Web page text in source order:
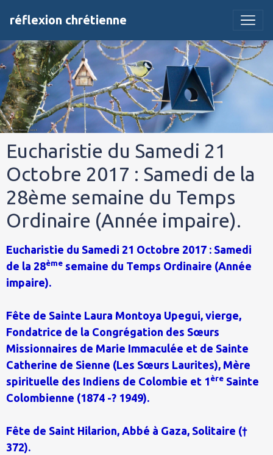
réflexion chrétienne
Eucharistie du Samedi 21
Octobre 2017 : Samedi de la
28ème semaine du Temps
Ordinaire (Année impaire).
Eucharistie du Samedi 21 Octobre 2017 : Samedi
de la 28ème semaine du Temps Ordinaire (Année
impaire).
Fête de Sainte Laura Montoya Upegui, vierge,
Fondatrice de la Congrégation des Sœurs
Missionnaires de Marie Immaculée et de Sainte
Catherine de Sienne (Les Sœurs Laurites), Mère
spirituelle des Indiens de Colombie et 1ère Sainte
Colombienne (1874 -? 1949).
Fête de Saint Hilarion, Abbé à Gaza, Solitaire (†
372).